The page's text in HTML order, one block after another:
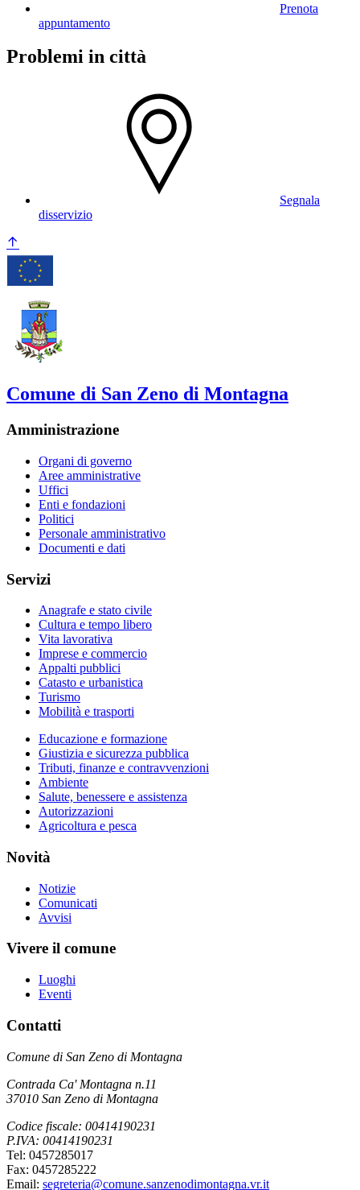
Prenota
appuntamento
Problemi in città
Segnala
disservizio
Comune di San Zeno di Montagna
Amministrazione
Organi di governo
Aree amministrative
Uffici
Enti e fondazioni
Politici
Personale amministrativo
Documenti e dati
Servizi
Anagrafe e stato civile
Cultura e tempo libero
Vita lavorativa
Imprese e commercio
Appalti pubblici
Catasto e urbanistica
Turismo
Mobilità e trasporti
Educazione e formazione
Giustizia e sicurezza pubblica
Tributi, finanze e contravvenzioni
Ambiente
Salute, benessere e assistenza
Autorizzazioni
Agricoltura e pesca
Novità
Notizie
Comunicati
Avvisi
Vivere il comune
Luoghi
Eventi
Contatti
Comune di San Zeno di Montagna
Contrada Ca' Montagna n.11
37010 San Zeno di Montagna
Codice fiscale: 00414190231
P.IVA: 00414190231
Tel: 0457285017
Fax: 0457285222
Email: segreteria@comune.sanzenodimontagna.vr.it